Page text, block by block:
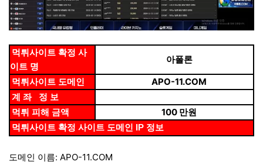
먹튀사이트 확정 사
이트 명
아폴론
먹튀사이트 도메인 APO-11.COM​
계 좌 정 보
먹튀 피해 금액
100 만원​
먹튀사이트 확정 사이트 도메인 IP 정보
도메인 이름: APO-11.COM